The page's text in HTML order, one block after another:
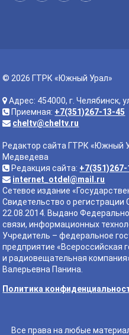
© 2026 ГТРК «Южный Урал»
Адрес: 454000, г. Челябинск,
Приемная: +7(351)267-13-45
cheltv@cheltv.ru
Редактор сайта ГТРК «Южный
Медведева
Редакция сайта:
internet_otdel@mail.ru
Сетевое издание
Свидетельство о
22.08.2014. Выдано
связи, информационных
Учредитель – федеральное
предприятие «Всероссийская
и радиовещательная
Валерьевна Панина.
Политика
Все права на любые